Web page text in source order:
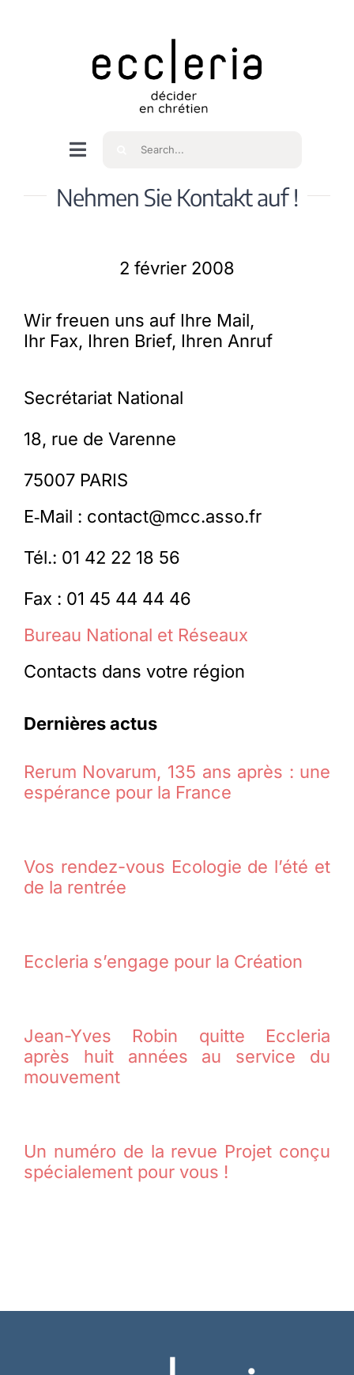
Navigation
bascule
Accueil
Spiritualité
Membres
L’actu
Nous soutenir
La revue Responsables
Rechercher
Nehmen Sie Kontakt auf !
2 février 2008
Wir freuen uns auf Ihre Mail,
Ihr Fax, Ihren Brief, Ihren Anruf
Secrétariat National
18, rue de Varenne
75007 PARIS
E‑Mail : contact@mcc.asso.fr
Tél.: 01 42 22 18 56
Fax : 01 45 44 44 46
Bureau National et Réseaux
Contacts dans votre région
Dernières actus
Rerum Novarum, 135 ans après : une
espérance pour la France
Vos rendez-vous Ecologie de l’été et
de la rentrée
Eccleria s’engage pour la Création
Jean-Yves Robin quitte Eccleria
après huit années au service du
mouvement
Un numéro de la revue Projet conçu
spécialement pour vous !